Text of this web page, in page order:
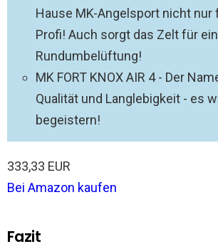
Hause MK-Angelsport nicht nur
Profi! Auch sorgt das Zelt für
Rundumbelüftung!
MK FORT KNOX AIR 4 - Der
Qualität und Langlebigkeit - es
begeistern!
333,33 EUR
Bei Amazon kaufen
Fazit